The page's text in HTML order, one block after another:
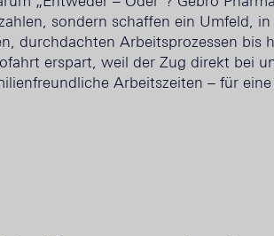
sondern schaffen ein Umfeld,
durchdachten Arbeitsprozessen
erspart, weil der Zug direkt bei
Arbeitszeiten – für